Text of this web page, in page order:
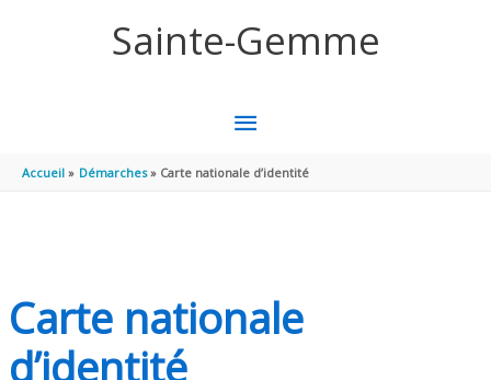
Sainte-Gemme
MENU
PRINCIPAL
Accueil Démarches Carte nationale d’identité
Carte nationale
d’identité